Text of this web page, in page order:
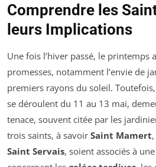
Comprendre les
leurs Implications
Une fois l’hiver passé, le printemps
promesses, notamment l’envie de
premiers rayons du soleil. Toutefois,
se déroulent du 11 au 13 mai,
tenace, souvent citée par les
trois saints, à savoir Saint Mamert,
Saint Servais, soient associés à